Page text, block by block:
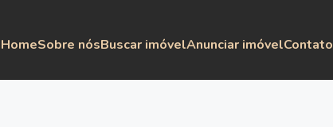
HomeSobre nósBuscar imóvelAnunciar imóvelContato